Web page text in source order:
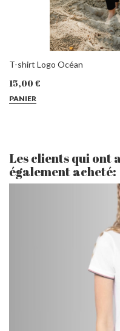
T-shirt Logo Océan
15,00 €
PANIER
Les clients qui ont
également acheté: